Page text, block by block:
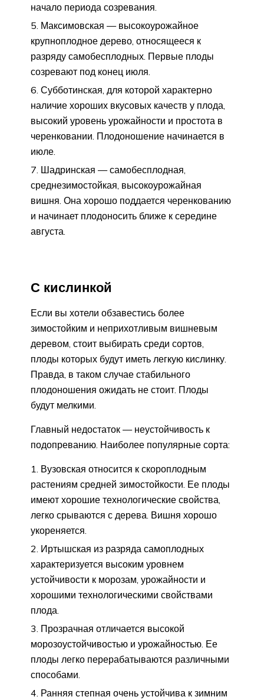
начало периода созревания.
Максимовская — высокоурожайное
крупноплодное дерево, относящееся к
разряду самобесплодных. Первые плоды
созревают под конец июля.
Субботинская, для которой характерно
наличие хороших вкусовых качеств у плода,
высокий уровень урожайности и простота в
черенковании. Плодоношение начинается в
июле.
Шадринская — самобесплодная,
среднезимостойкая, высокоурожайная
вишня. Она хорошо поддается черенкованию
и начинает плодоносить ближе к середине
августа.
С кислинкой
Если вы хотели обзавестись более
зимостойким и неприхотливым вишневым
деревом, стоит выбирать среди сортов,
плоды которых будут иметь легкую кислинку.
Правда, в таком случае стабильного
плодоношения ожидать не стоит. Плоды
будут мелкими.
Главный недостаток — неустойчивость к
подопреванию. Наиболее популярные сорта:
Вузовская относится к скороплодным
растениям средней зимостойкости. Ее плоды
имеют хорошие технологические свойства,
легко срываются с дерева. Вишня хорошо
укореняется.
Иртышская из разряда самоплодных
характеризуется высоким уровнем
устойчивости к морозам, урожайности и
хорошими технологическими свойствами
плода.
Прозрачная отличается высокой
морозоустойчивостью и урожайностью. Ее
плоды легко перерабатываются различными
способами.
Ранняя степная очень устойчива к зимним